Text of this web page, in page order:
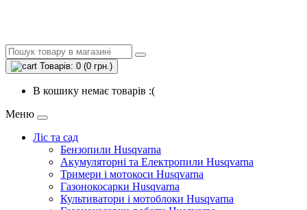
Товарів: 0 (0 грн.)
В кошику немає товарів :(
Меню
Ліс та сад
Бензопили Husqvarna
Акумуляторні та Електропили Husqvarna
Тримери і мотокоси Husqvarna
Газонокосарки Husqvarna
Культиватори і мотоблоки Husqvarna